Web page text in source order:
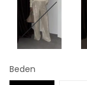
Beden